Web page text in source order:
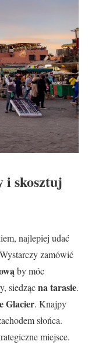
i skosztuj
najlepiej udać
zamówić
by móc
siedzącna tarasie.
Glacier. Knajpy
słońca.
miejsce.